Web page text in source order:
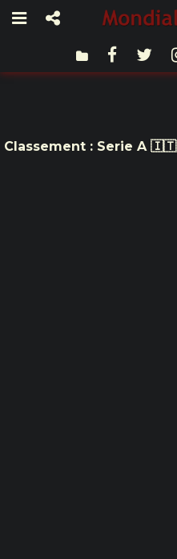
Classement : Serie A 🇮🇹